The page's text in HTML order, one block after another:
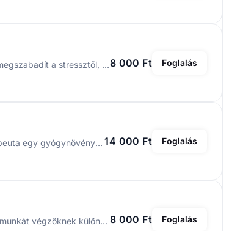
Segít megszüntetni a fejfájást, gyógyítja a nyaki problémákat és megszabadít a stressztől, ezzel elősegíti a nyugodt, mély alvást.8 000 Ft Foglalás
Masszázs anyagcsere és életmódbeli rendellenességekre. A terapeuta egy gyógynövényekből álló porkeveréket gyengéd dörzsöléssel visz fel a testre. Segít csökkenteni a túlsúlyt, a diabéteszt, magas vérnyomást és néhány modern kori betegséget, mint a túlevést stb. 14 000 Ft Foglalás
ayurvédikus, meleg olajos masszázs. Tartásjavító hatása miatt ülőmunkát végzőknek különösen ajánlott. 8 000 Ft Foglalás